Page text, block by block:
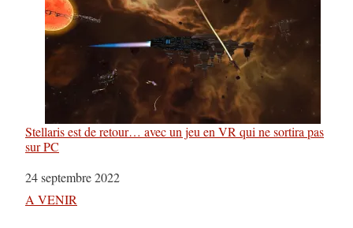
Stellaris est de retour… avec un jeu en VR qui ne sortira pas
sur PC
Date
24 septembre 2022
Par rapport à
A VENIR